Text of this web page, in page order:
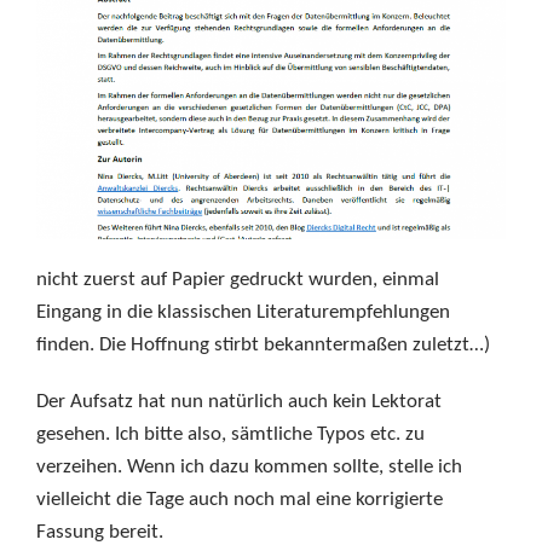
nicht zuerst auf Papier gedruckt wurden, einmal
Eingang in die klassischen Literaturempfehlungen
finden. Die Hoffnung stirbt bekanntermaßen zuletzt…)
Der Aufsatz hat nun natürlich auch kein Lektorat
gesehen. Ich bitte also, sämtliche Typos etc. zu
verzeihen. Wenn ich dazu kommen sollte, stelle ich
vielleicht die Tage auch noch mal eine korrigierte
Fassung bereit.